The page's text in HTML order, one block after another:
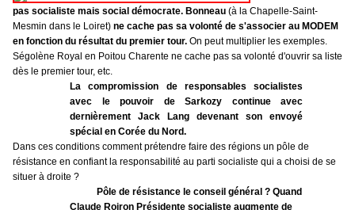
pas socialiste mais social démocrate. Bonneau (à la Chapelle-Saint-
Mesmin dans le Loiret) ne cache pas sa volonté de s'associer au MODEM
en fonction du résultat du premier tour. On peut multiplier les exemples.
Ségolène Royal en Poitou Charente ne cache pas sa volonté d'ouvrir sa liste
dès le premier tour, etc.
La compromission de responsables socialistes
avec le pouvoir de Sarkozy continue avec
dernièrement Jack Lang devenant son envoyé
spécial en Corée du Nord.
Dans ces conditions comment prétendre faire des régions un pôle de
résistance en confiant la responsabilité au parti socialiste qui a choisi de se
situer à droite ?
Pôle de résistance le conseil général ? Quand
Claude Roiron Présidente socialiste augmente de